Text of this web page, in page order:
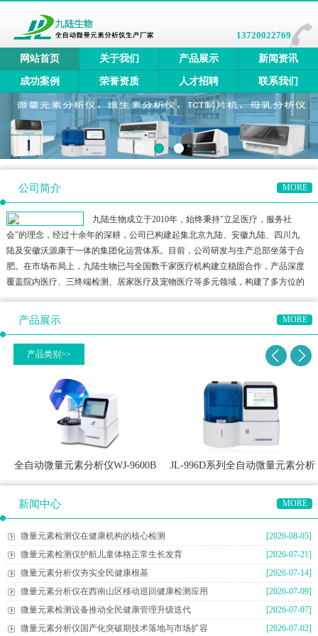
13720022769
网站首页 关于我们 产品展示 新闻资讯
成功案例 荣誉资质 人才招聘 联系我们
公司简介 MORE
九陆生物成立于2010年，始终秉持"立足医疗，服务社
会"的理念，经过十余年的深耕，公司已构建起集北京九陆、安徽九陆、四川九
陆及安徽沃源康于一体的集团化运营体系。目前，公司研发与生产总部坐落于合
肥。在市场布局上，九陆生物已与全国数千家医疗机构建立稳固合作，产品深度
覆盖院内医疗、三终端检测、居家医疗及宠物医疗等多元领域，构建了多方位的
产品展示 MORE
产品类别>>
全自动微量元素分析仪WJ-9600B
JL-996D系列全自动微量元素分析
新闻中心 MORE
[2026-08-05]
微量元素检测仪在健康机构的核心检测
[2026-07-21]
微量元素检测仪护航儿童体格正常生长发育
[2026-07-14]
微量元素分析仪夯实全民健康根基
[2026-07-09]
微量元素分析仪在西南山区移动巡回健康检测应用
[2026-07-07]
微量元素检测设备推动全民健康管理升级迭代
[2026-07-02]
微量元素分析仪国产化突破期技术落地与市场扩容